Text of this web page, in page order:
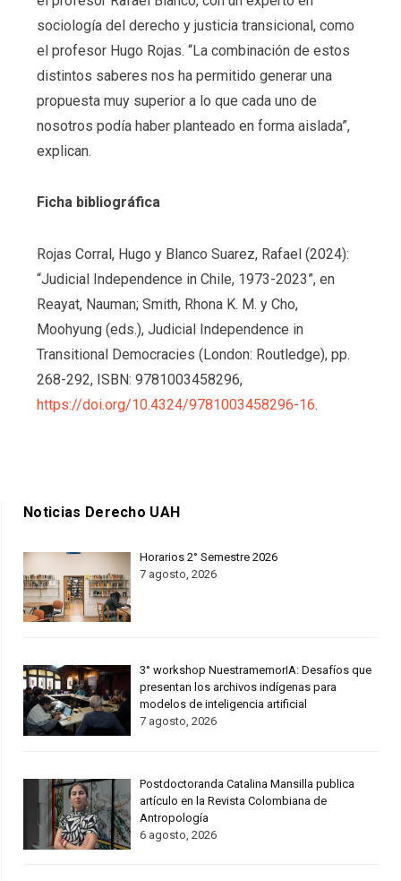
sociología del derecho y justicia transicional, como
el profesor Hugo Rojas. “La combinación de estos
distintos saberes nos ha permitido generar una
propuesta muy superior a lo que cada uno de
nosotros podía haber planteado en forma aislada”,
explican.
Ficha bibliográfica
Rojas Corral, Hugo y Blanco Suarez, Rafael (2024):
“Judicial Independence in Chile, 1973-2023”, en
Reayat, Nauman; Smith, Rhona K. M. y Cho,
Moohyung (eds.), Judicial Independence in
Transitional Democracies (London: Routledge), pp.
268-292, ISBN: 9781003458296,
https://doi.org/10.4324/9781003458296-16.
Noticias Derecho UAH
Horarios 2° Semestre 2026
7 agosto, 2026
3° workshop NuestramemorIA: Desafíos que
presentan los archivos indígenas para
modelos de inteligencia artificial
7 agosto, 2026
Postdoctoranda Catalina Mansilla publica
artículo en la Revista Colombiana de
Antropología
6 agosto, 2026